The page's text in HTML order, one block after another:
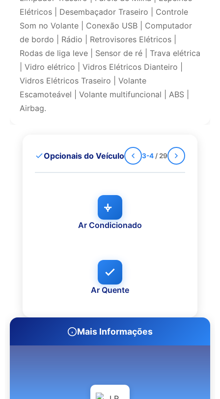
Elétricos | Desembaçador Traseiro | Controle
Som no Volante | Conexão USB | Computador
de bordo | Rádio | Retrovisores Elétricos |
Rodas de liga leve | Sensor de ré | Trava elétrica
| Vidro elétrico | Vidros Elétricos Dianteiro |
Vidros Elétricos Traseiro | Volante
Escamoteável | Volante multifuncional | ABS |
Airbag.
Mais Informações
Opcionais do Veículo 3-4 / 29
Ar Condicionado
Ar Quente